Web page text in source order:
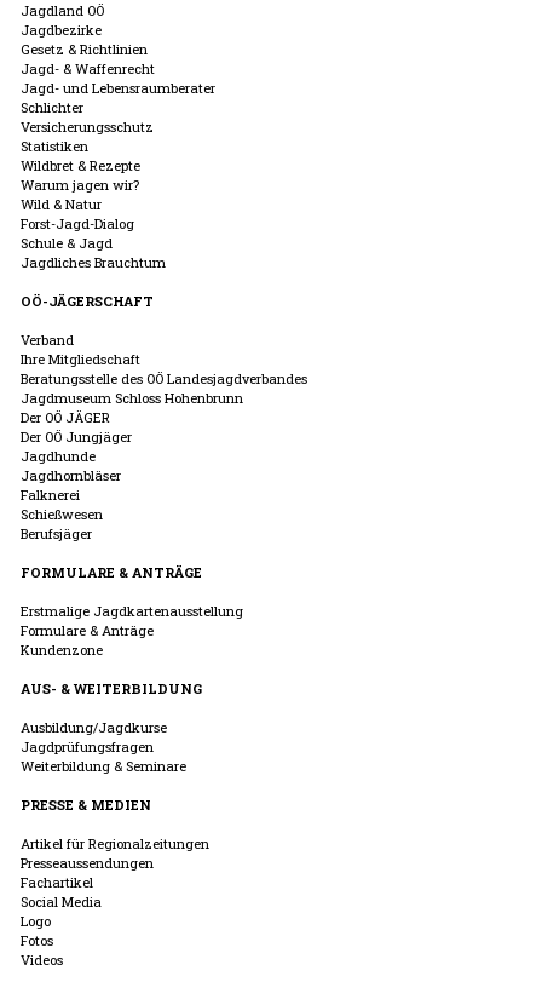
Jagdland OÖ
Jagdbezirke
Gesetz & Richtlinien
Jagd- & Waffenrecht
Jagd- und Lebensraumberater
Schlichter
Versicherungsschutz
Statistiken
Wildbret & Rezepte
Warum jagen wir?
Wild & Natur
Forst-Jagd-Dialog
Schule & Jagd
Jagdliches Brauchtum
OÖ-JÄGERSCHAFT
Verband
Ihre Mitgliedschaft
Beratungsstelle des OÖ Landesjagdverbandes
Jagdmuseum Schloss Hohenbrunn
Der OÖ JÄGER
Der OÖ Jungjäger
Jagdhunde
Jagdhornbläser
Falknerei
Schießwesen
Berufsjäger
FORMULARE & ANTRÄGE
Erstmalige Jagdkartenausstellung
Formulare & Anträge
Kundenzone
AUS- & WEITERBILDUNG
Ausbildung/Jagdkurse
Jagdprüfungsfragen
Weiterbildung & Seminare
PRESSE & MEDIEN
Artikel für Regionalzeitungen
Presseaussendungen
Fachartikel
Social Media
Logo
Fotos
Videos